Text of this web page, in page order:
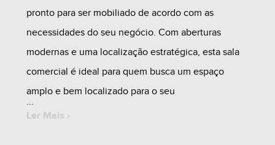
pronto para ser mobiliado de acordo com as
necessidades do seu negócio. Com aberturas
modernas e uma localização estratégica, esta sala
comercial é ideal para quem busca um espaço
amplo e bem localizado para o seu
empreendimento. Entre em contato conosco para
Ler Mais ›